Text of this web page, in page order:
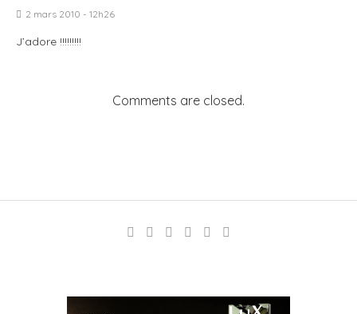
2 mars 2010 - 12h26
J’adore !!!!!!!!!
Comments are closed.